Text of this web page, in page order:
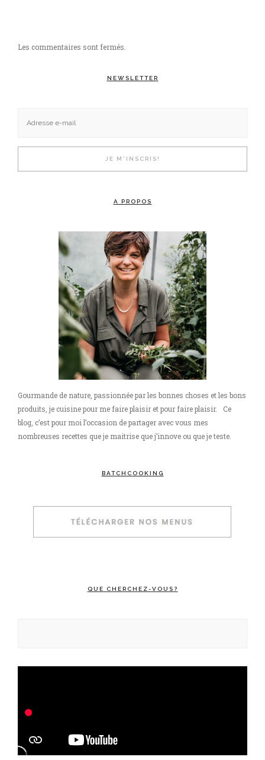
Les commentaires sont fermés.
NEWSLETTER
A PROPOS
Gourmande de nature, passionnée par les bonnes choses et les bons
produits, je cuisine pour me faire plaisir et pour faire plaisir. Ce
blog, c’est pour moi l’occasion de partager avec vous mes
nombreuses recettes que je maitrise que j’innove ou que je teste.
BATCHCOOKING
QUE CHERCHEZ-VOUS?